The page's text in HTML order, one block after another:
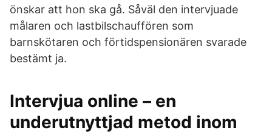
önskar att hon ska gå. Såväl den intervjuade
målaren och lastbilschauffören som
barnskötaren och förtidspensionären svarade
bestämt ja.
Intervjua online – en
underutnyttjad metod inom